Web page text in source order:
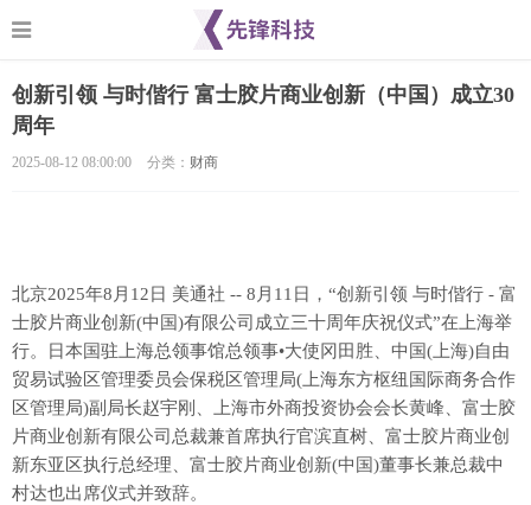
创新引领 与时偕行 富士胶片商业创新（中国）成立30
周年
2025-08-12 08:00:00 分类： 财商
北京2025年8月12日 美通社 -- 8月11日，“创新引领 与时偕行 - 富
士胶片商业创新(中国)有限公司成立三十周年庆祝仪式”在上海举
行。
日本国驻上海总领事馆总领事•大使冈田胜、中国(上海)自由
贸易试验区管理委员会保税区管理局(上海东方枢纽国际商务合作
区管理局)副局长赵宇刚、上海市外商投资协会会长黄峰、富士胶
片商业创新有限公司总裁兼首席执行官滨直树、富士胶片商业创
新东亚区执行总经理、富士胶片商业创新(中国)董事长兼总裁中
村达也出席仪式并致辞。